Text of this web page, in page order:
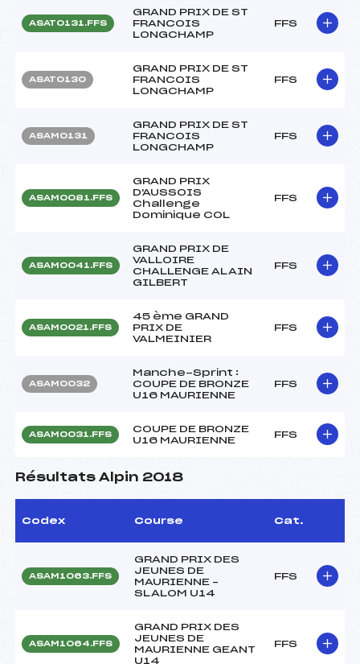
ASAT0131.FFS
GRAND PRIX DE ST
FRANCOIS
LONGCHAMP
FFS
ASAT0130
GRAND PRIX DE ST
FRANCOIS
LONGCHAMP
FFS
ASAM0131
GRAND PRIX DE ST
FRANCOIS
LONGCHAMP
FFS
ASAM0081.FFS
GRAND PRIX
D'AUSSOIS
Challenge
Dominique COL
FFS
ASAM0041.FFS
GRAND PRIX DE
VALLOIRE
CHALLENGE ALAIN
GILBERT
FFS
ASAM0021.FFS
45 ème GRAND
PRIX DE
VALMEINIER
FFS
ASAM0032
Manche-Sprint :
COUPE DE BRONZE
U16 MAURIENNE
FFS
ASAM0031.FFS
COUPE DE BRONZE
U16 MAURIENNE
FFS
Résultats Alpin 2018
Codex Course Cat.
ASAM1063.FFS
GRAND PRIX DES
JEUNES DE
MAURIENNE –
SLALOM U14
FFS
ASAM1064.FFS
GRAND PRIX DES
JEUNES DE
MAURIENNE GEANT
U14
FFS